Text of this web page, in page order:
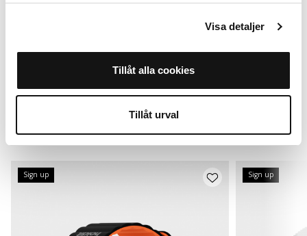
Visa detaljer
Tillåt alla cookies
Tillåt urval
Till Apple Watch 42*/44/45/46/49 mm
Alternativ
Sign up Sign up